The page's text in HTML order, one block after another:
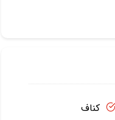
کناف